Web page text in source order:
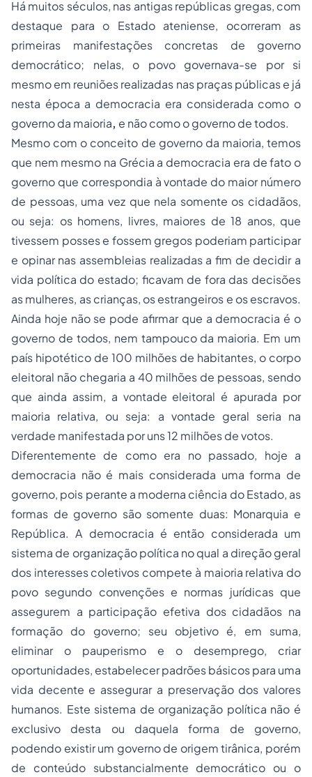
Há muitos séculos, nas antigas repúblicas gregas, com
destaque para o Estado ateniense, ocorreram as
primeiras manifestações concretas de governo
democrático; nelas, o povo governava-se por si
mesmo em reuniões realizadas nas praças públicas e já
nesta época a democracia era considerada como o
governo da maioria, e não como o governo de todos.
Mesmo com o conceito de governo da maioria, temos
que nem mesmo na Grécia a democracia era de fato o
governo que correspondia à vontade do maior número
de pessoas, uma vez que nela somente os cidadãos,
ou seja: os homens, livres, maiores de 18 anos, que
tivessem posses e fossem gregos poderiam participar
e opinar nas assembleias realizadas a fim de decidir a
vida política do estado; ficavam de fora das decisões
as mulheres, as crianças, os estrangeiros e os escravos.
Ainda hoje não se pode afirmar que a democracia é o
governo de todos, nem tampouco da maioria. Em um
país hipotético de 100 milhões de habitantes, o corpo
eleitoral não chegaria a 40 milhões de pessoas, sendo
que ainda assim, a vontade eleitoral é apurada por
maioria relativa, ou seja: a vontade geral seria na
verdade manifestada por uns 12 milhões de votos.
Diferentemente de como era no passado, hoje a
democracia não é mais considerada uma forma de
governo, pois perante a moderna ciência do Estado, as
formas de governo são somente duas: Monarquia e
República. A democracia é então considerada um
sistema de organização política no qual a direção geral
dos interesses coletivos compete à maioria relativa do
povo segundo convenções e normas jurídicas que
assegurem a participação efetiva dos cidadãos na
formação do governo; seu objetivo é, em suma,
eliminar o pauperismo e o desemprego, criar
oportunidades, estabelecer padrões básicos para uma
vida decente e assegurar a preservação dos valores
humanos. Este sistema de organização política não é
exclusivo desta ou daquela forma de governo,
podendo existir um governo de origem tirânica, porém
de conteúdo substancialmente democrático ou o